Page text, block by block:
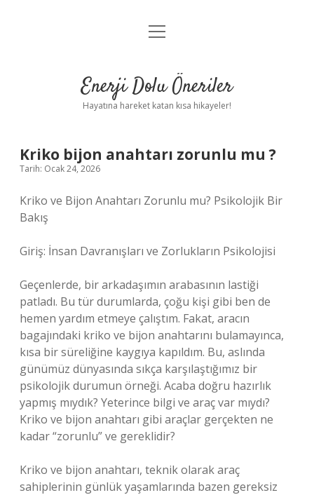
Anasayfa
Yasal Uyarı
menüyü
Enerji Dolu Öneriler
Hayatına hareket katan kısa hikayeler!
Kriko bijon anahtarı zorunlu mu ?
Tarih: Ocak 24, 2026
Kriko ve Bijon Anahtarı Zorunlu mu? Psikolojik Bir
Bakış
Giriş: İnsan Davranışları ve Zorlukların Psikolojisi
Geçenlerde, bir arkadaşımın arabasının lastiği
patladı. Bu tür durumlarda, çoğu kişi gibi ben de
hemen yardım etmeye çalıştım. Fakat, aracın
bagajındaki kriko ve bijon anahtarını bulamayınca,
kısa bir süreliğine kaygıya kapıldım. Bu, aslında
günümüz dünyasında sıkça karşılaştığımız bir
psikolojik durumun örneği. Acaba doğru hazırlık
yapmış mıydık? Yeterince bilgi ve araç var mıydı?
Kriko ve bijon anahtarı gibi araçlar gerçekten ne
kadar “zorunlu” ve gereklidir?
Kriko ve bijon anahtarı, teknik olarak araç
sahiplerinin günlük yaşamlarında bazen gereksiz